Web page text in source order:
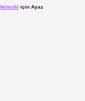
için Ayaz